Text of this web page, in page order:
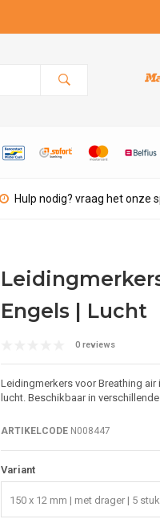
Hulp nodig? vraag het onze
Engels | Lucht
0 reviews
Leidingmerkers voor Breathing
lucht. Beschikbaar in
ARTIKELCODEN008447
Variant
150 x 12 mm | met drager | 5